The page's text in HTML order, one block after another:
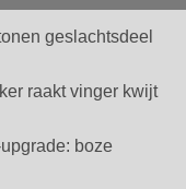
geslachtsdeel
raakt vinger kwijt
boze